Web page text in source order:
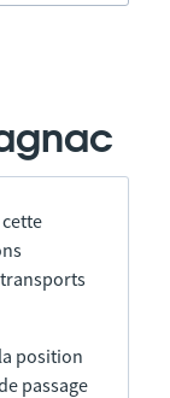
position
passage